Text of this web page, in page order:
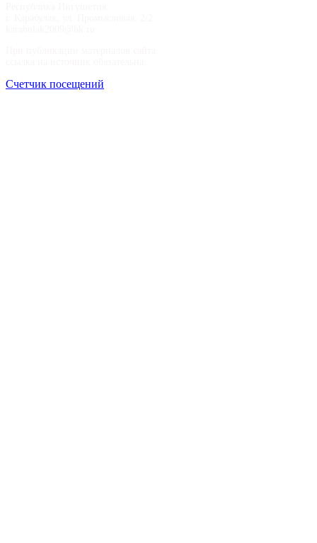
Счетчик посещений